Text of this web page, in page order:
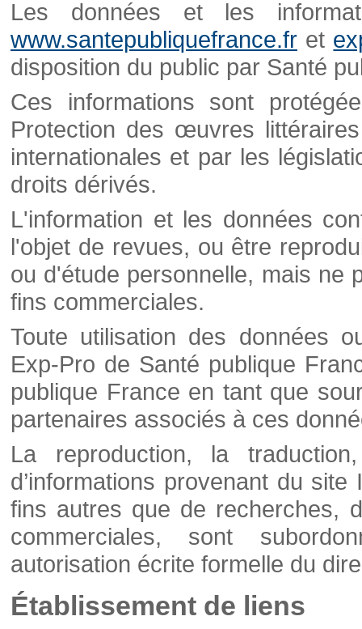
Les données et les
www.santepubliquefrance.fr et
disposition du public par Santé
Ces informations sont
Protection des œuvres
internationales et par les
droits dérivés.
L'information et les données
l'objet de revues, ou être
ou d'étude personnelle, mais ne
fins commerciales.
Toute utilisation des données
Exp-Pro de Santé publique
publique France en tant que
partenaires associés à ces
La reproduction, la
d’informations provenant du
fins autres que de recherches,
commerciales, sont
autorisation écrite formelle du
Établissement de liens